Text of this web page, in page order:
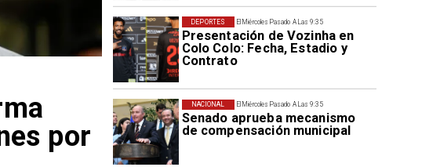
El Miércoles Pasado A Las 9:35
Presentación de Vozinha en
Colo Colo: Fecha, Estadio y
Contrato
DEPORTES
El Miércoles Pasado A Las 9:35
Senado aprueba mecanismo
de compensación municipal
NACIONAL
por